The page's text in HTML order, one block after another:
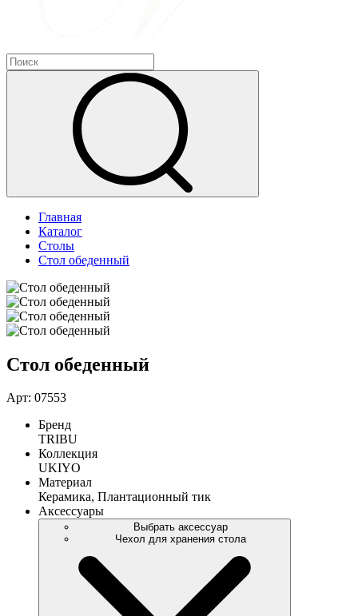
Главная
Каталог
Столы
Стол обеденный
Стол обеденный
Арт: 07553
Бренд
TRIBU
Коллекция
UKIYO
Материал
Керамика, Плантационный тик
Аксессуары
Выбрать аксессуар
Чехол для хранения стола